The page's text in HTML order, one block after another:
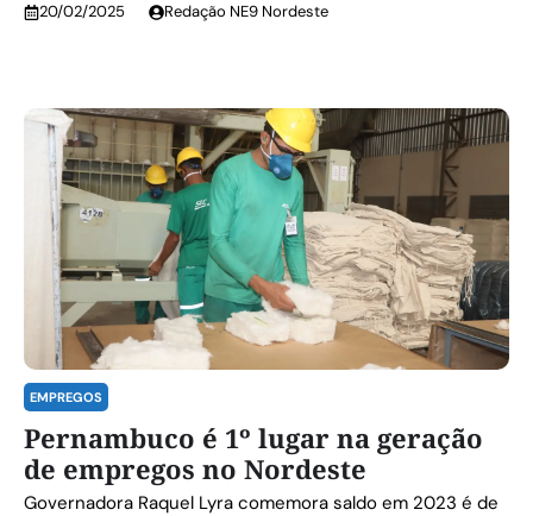
20/02/2025 Redação NE9 Nordeste
EMPREGOS
Pernambuco é 1º lugar na geração
de empregos no Nordeste
Governadora Raquel Lyra comemora saldo em 2023 é de